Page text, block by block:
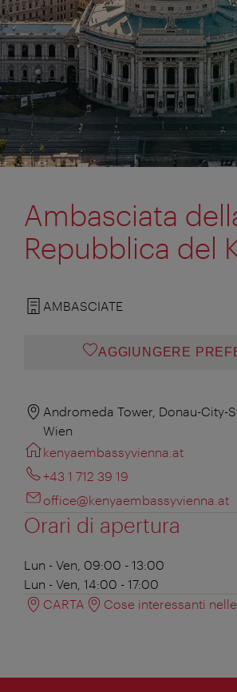
Ambasciata
Repubblica del
AMBASCIATE
AGGIUNGERE
Andromeda Tower, Donau-City-
Wien
kenyaembassyvienna.at
+43 1 712 39 19
office@kenyaembassyvienna.at
Orari di apertura
Lun - Ven, 09:00 - 13:00
Lun - Ven, 14:00 - 17:00
CARTA
Cose interessanti